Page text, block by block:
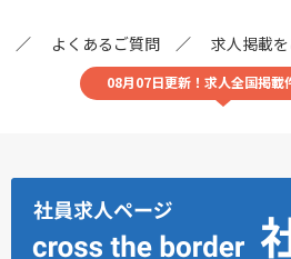
よくあるご質問 求人掲載
08月07日更新！求人全国掲載